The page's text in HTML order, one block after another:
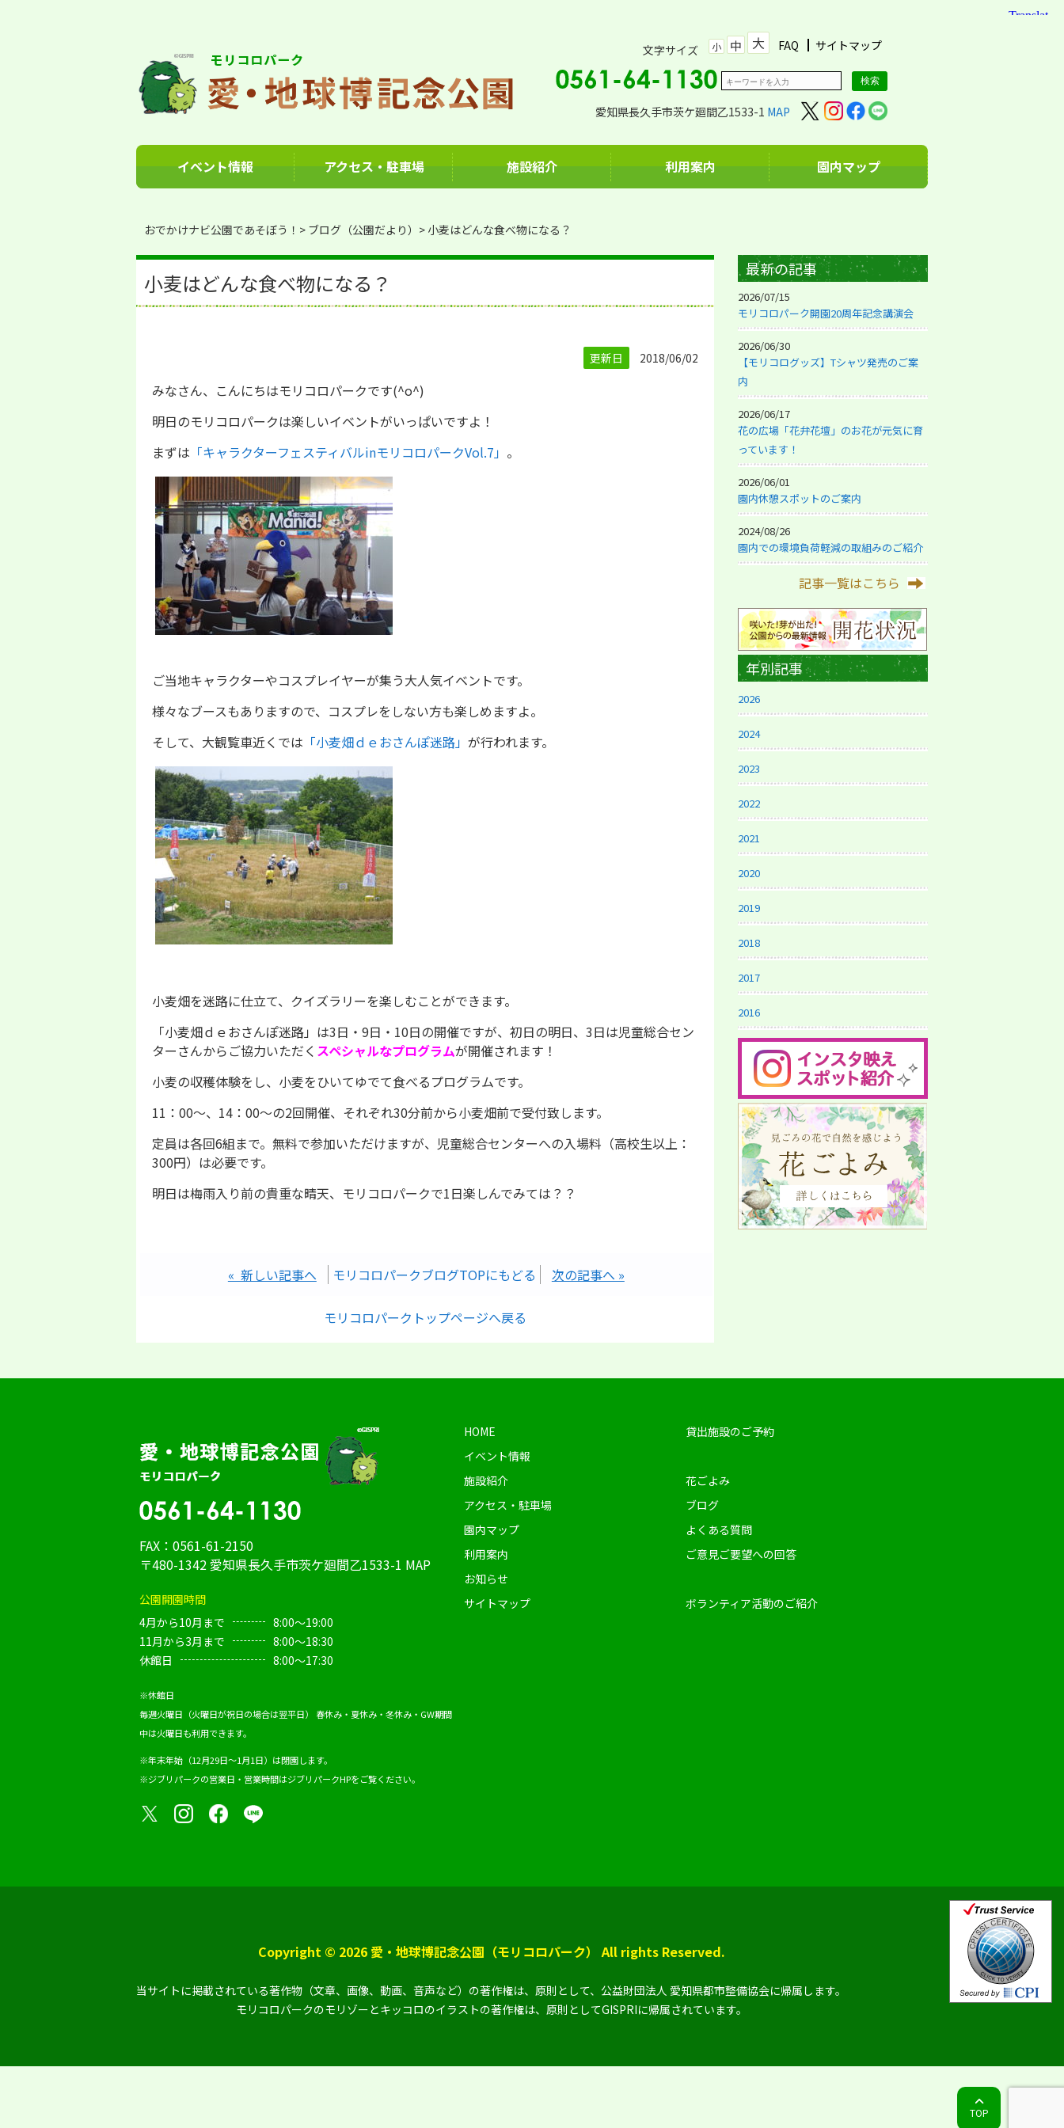
文字サイズ 小 中 大 FAQ サイトマップ
愛知県長久手市茨ケ廻間乙1533-1 MAP
イベント情報 アクセス・駐車場 施設紹介 利用案内 園内マップ
おでかけナビ公園であそぼう！ ブログ（公園だより） 小麦はどんな食べ物になる？
小麦はどんな食べ物になる？
更新日 2018/06/02
みなさん、こんにちはモリコロパークです(^o^)
明日のモリコロパークは楽しいイベントがいっぱいですよ！
まずは 「キャラクターフェスティバルinモリコロパークVol.7」 。
ご当地キャラクターやコスプレイヤーが集う大人気イベントです。
様々なブースもありますので、コスプレをしない方も楽しめますよ。
そして、大観覧車近くでは 「小麦畑ｄｅおさんぽ迷路」 が行われます。
小麦畑を迷路に仕立て、クイズラリーを楽しむことができます。
「小麦畑ｄｅおさんぽ迷路」は3日・9日・10日の開催ですが、初日の明日、3日は児童総合セン
ターさんからご協力いただく スペシャルなプログラムが開催されます！
小麦の収穫体験をし、小麦をひいてゆでて食べるプログラムです。
11：00～、14：00～の2回開催、それぞれ30分前から小麦畑前で受付致します。
定員は各回6組まで。無料で参加いただけますが、児童総合センターへの入場料（高校生以上：
300円）は必要です。
明日は梅雨入り前の貴重な晴天、モリコロパークで1日楽しんでみては？？
« 新しい記事へ モリコロパークブログTOPにもどる 次の記事へ »
モリコロパークトップページへ戻る
最新の記事
2026/07/15
モリコロパーク開園20周年記念講演会
2026/06/30
【モリコログッズ】Tシャツ発売のご案
内
2026/06/17
花の広場「花弁花壇」のお花が元気に育
っています！
2026/06/01
園内休憩スポットのご案内
2024/08/26
園内での環境負荷軽減の取組みのご紹介
記事一覧はこちら
年別記事
2026
2024
2023
2022
2021
2020
2019
2018
2017
2016
FAX：0561-61-2150
〒480-1342 愛知県長久手市茨ケ廻間乙1533-1 MAP
公園開園時間
4月から10月まで
8:00～19:00
11月から3月まで
8:00～18:30
休館日
8:00～17:30
※休館日
毎週火曜日（火曜日が祝日の場合は翌平日）
春休み・夏休み・冬休み・GW期間
中は火曜日も利用できます。
※年末年始（12月29日～1月1日）は閉園します。
※ジブリパークの営業日・営業時間はジブリパークHPをご覧ください。
HOME
イベント情報
施設紹介
アクセス・駐車場
園内マップ
利用案内
お知らせ
サイトマップ
貸出施設のご予約
花ごよみ
ブログ
よくある質問
ご意見ご要望への回答
ボランティア活動のご紹介
Copyright © 2026 愛・地球博記念公園（モリコロパーク） All rights Reserved.
当サイトに掲載されている著作物（文章、画像、動画、音声など）の著作権は、原則として、公益財団法人 愛知県都市整備協会に帰属します。
モリコロパークのモリゾーとキッコロのイラストの著作権は、原則としてGISPRIに帰属されています。
TOP